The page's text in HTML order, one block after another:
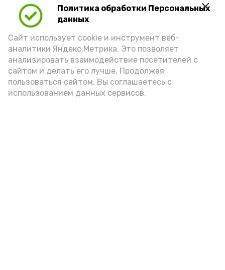
Политика обработки Персональных
данных
Сайт использует cookie и инструмент веб-
аналитики Яндекс.Метрика. Это позволяет
анализировать взаимодействие посетителей с
сайтом и делать его лучше. Продолжая
пользоваться сайтом, Вы соглашаетесь с
использованием данных сервисов.